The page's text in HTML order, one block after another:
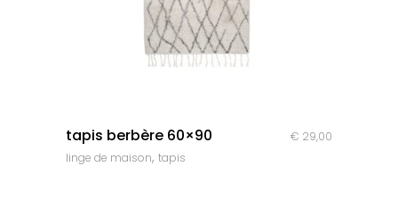
tapis berbère 60×90 € 29,00
linge de maison, tapis